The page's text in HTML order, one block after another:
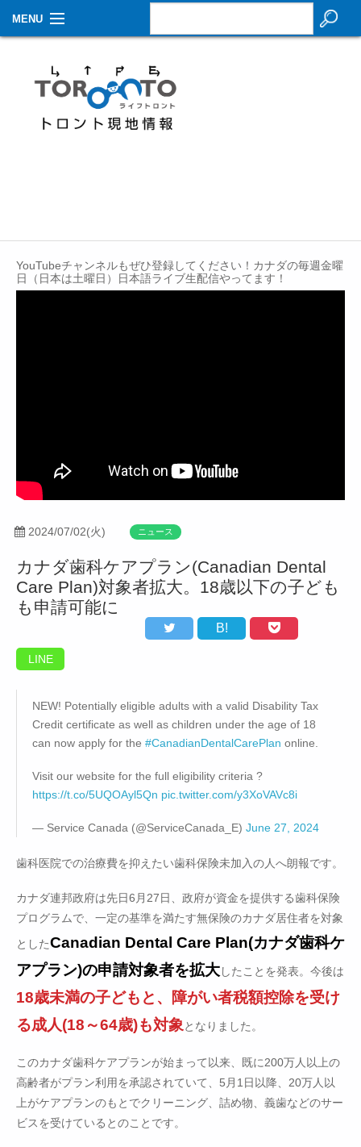
MENU
生活情報
その他
Contact
YouTubeチャンネルもぜひ登録してください！カナダの毎週金曜
日（日本は土曜日）日本語ライブ生配信やってます！
2024/07/02(火) ニュース
カナダ歯科ケアプラン(Canadian Dental
Care Plan)対象者拡大。18歳以下の子ども
も申請可能に
B!
LINE
NEW! Potentially eligible adults with a valid Disability Tax
Credit certificate as well as children under the age of 18
can now apply for the #CanadianDentalCarePlan online.
Visit our website for the full eligibility criteria ?
https://t.co/5UQOAyl5Qn pic.twitter.com/y3XoVAVc8i
— Service Canada (@ServiceCanada_E) June 27, 2024
歯科医院での治療費を抑えたい歯科保険未加入の人へ朗報です。
カナダ連邦政府は先日6月27日、政府が資金を提供する歯科保険
プログラムで、一定の基準を満たす無保​​険のカナダ居住者を対象
としたCanadian Dental Care Plan(カナダ歯科ケ
アプラン)の申請対象者を拡大したことを発表。今後は
18歳未満の子どもと、障がい者税額控除を受け
る成人(18～64歳)も対象となりました。
このカナダ歯科ケアプランが始まって以来、既に200万人以上の
高齢者がプラン利用を承認されていて、5月1日以降、20万人以
上がケアプランのもとでクリーニング、詰め物、義歯などのサー
ビスを受けているとのことです。